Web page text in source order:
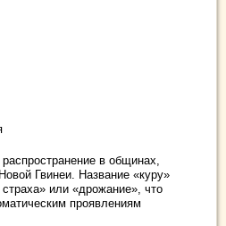
в общинах,
Гвинеи. Название «куру»
страха» или «дрожание», что
проявлениям